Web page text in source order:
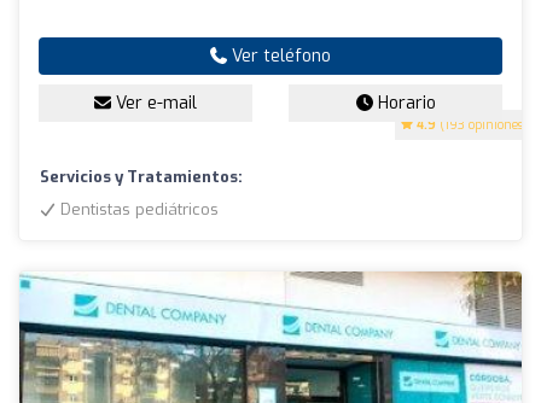
4.9 (193 opiniones)
Ver teléfono
Ver e-mail Horario
Servicios y Tratamientos:
Dentistas pediátricos